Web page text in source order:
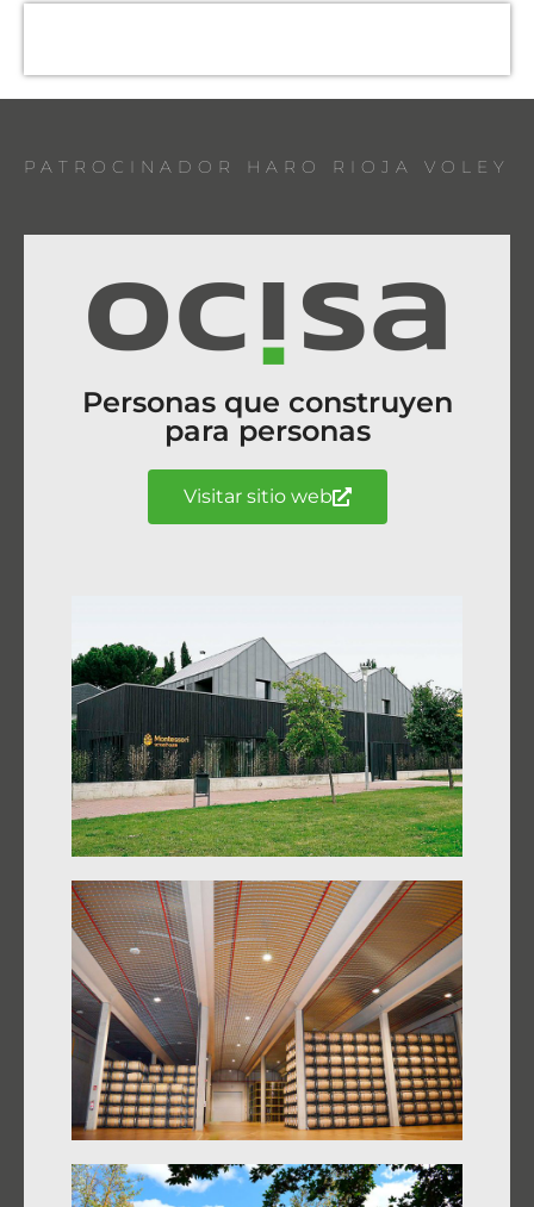
PATROCINADOR HARO RIOJA VOLEY
Personas que construyen
para personas
Visitar sitio web